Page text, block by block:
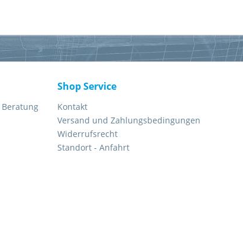
Shop Service
Kontakt
Versand und Zahlungsbedingungen
Widerrufsrecht
Standort - Anfahrt